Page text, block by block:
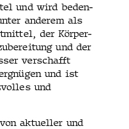
und wird beden­
anderem als
der Kör­per­
und der
ver­schafft
und ist
und
aktueller und